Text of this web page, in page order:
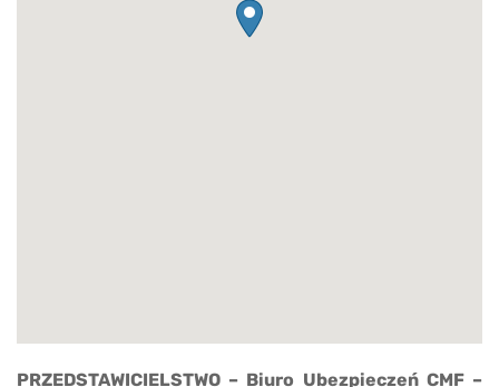
PRZEDSTAWICIELSTWO – Biuro Ubezpieczeń CMF –